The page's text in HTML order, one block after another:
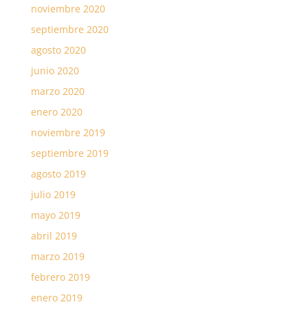
noviembre 2020
septiembre 2020
agosto 2020
junio 2020
marzo 2020
enero 2020
noviembre 2019
septiembre 2019
agosto 2019
julio 2019
mayo 2019
abril 2019
marzo 2019
febrero 2019
enero 2019